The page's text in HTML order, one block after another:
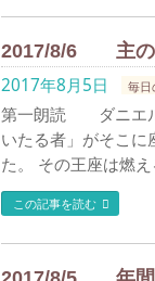
2017/8/6 主の
2017年8月5日 毎日
第一朗読 ダニエル
いたる者」がそこに
た。 その王座は燃
この記事を読む